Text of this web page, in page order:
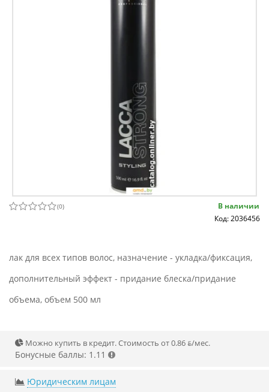
(0)
В наличии
Код: 2036456
лак для всех типов волос, назначение - укладка/фиксация,
дополнительный эффект - придание блеска/придание
объема, объем 500 мл
Можно купить в кредит. Стоимость от 0.86 ƃ/мec.
Бонусные баллы: 1.11
Юридическим лицам